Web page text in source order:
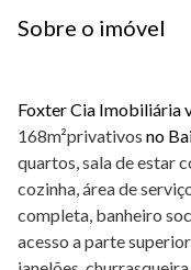
Sobre o imóvel
Foxter Cia Imobiliária
168m²privativos no
quartos, sala de estar
cozinha, área de
completa, banheiro
acesso a parte